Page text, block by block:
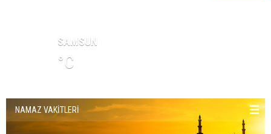
SAMSUN
°C
NAMAZ VAKİTLERİ